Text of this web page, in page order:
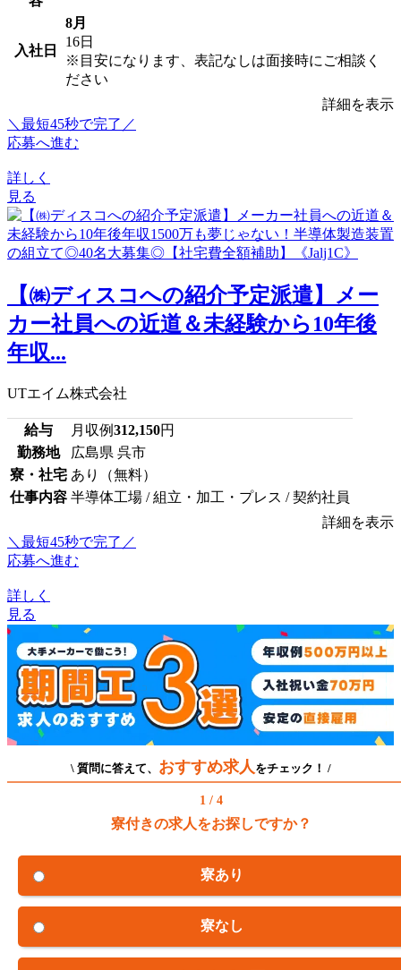
入社日
8月
16日
※目安になります、表記なしは面接時にご相談く
ださい
詳細を表示
＼最短45秒で完了／
応募へ進む
詳しく
見る
【㈱ディスコへの紹介予定派遣】メー
カー社員への近道＆未経験から10年後
年収...
UTエイム株式会社
給与 月収例312,150円
勤務地
広島県 呉市
寮・社宅 あり（無料）
仕事内容 半導体工場 / 組立・加工・プレス / 契約社員
詳細を表示
＼最短45秒で完了／
応募へ進む
詳しく
見る
\ 質問に答えて、 おすすめ求人 をチェック！ /
1 / 4
寮付きの求人をお探しですか？
寮あり
寮なし